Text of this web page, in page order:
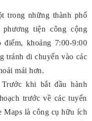
trong những thành phố
tiện công cộng
khoảng 7:00-9:00
tránh di chuyển vào các
mái hơn.
Trước khi bắt đầu hành
trước về các tuyến
Maps là công cụ hữu ích